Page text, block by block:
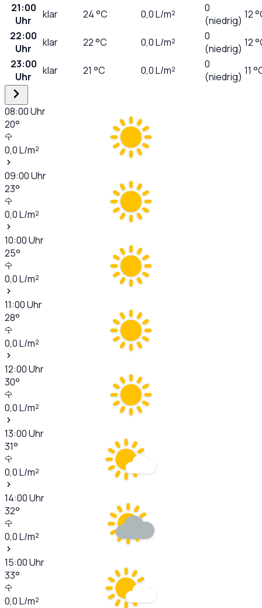
21:00
Uhr
klar 24°C 0,0L/m²
0
(niedrig) 12
22:00
Uhr
klar 22°C 0,0L/m²
0
(niedrig) 12
23:00
Uhr
klar 21 °C 0,0L/m²
0
(niedrig) 11
08:00Uhr
20°
0,0L/m²
09:00Uhr
23°
0,0L/m²
10:00Uhr
25°
0,0L/m²
11:00Uhr
28°
0,0L/m²
12:00Uhr
30°
0,0L/m²
13:00Uhr
31°
0,0L/m²
14:00Uhr
32°
0,0L/m²
15:00Uhr
33°
0,0L/m²